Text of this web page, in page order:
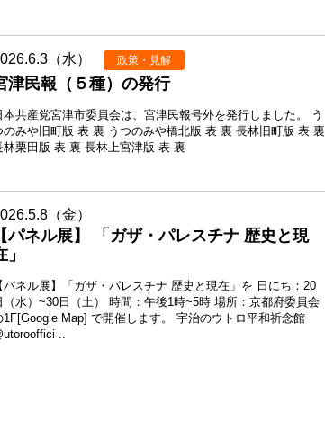
（水） 政策・見解
津民報（５種）の発行
本共産党宮津市委員会は、宮津民報号外を発行しました。 う
のみや旧町版 表 裏 うつのみや橋北版 表 裏 長林旧町版 表 裏
林栗田版 表 裏 長林上宮津版 表 裏
（金）
パネル展】 「ガザ・パレスチナ 歴史と現
」
パネル展】「ガザ・パレスチナ 歴史と現在」を 日にち：20
（水）~30日（土） 時間：午後1時~5時 場所：京都府委員会
1F[Google Map] で開催します。 宇治のウトロ平和祈念館
..